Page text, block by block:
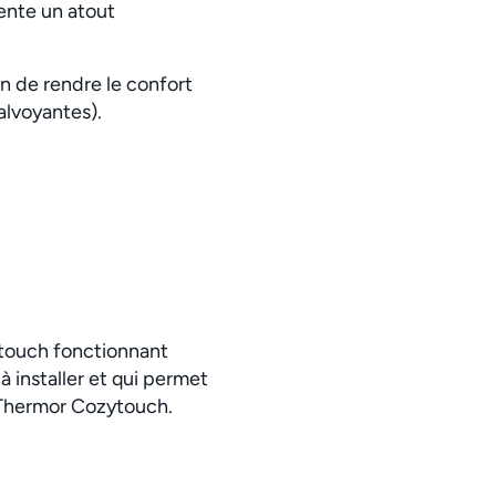
un atout
de rendre le confort
fonctionnant
installer et qui permet
Cozytouch.